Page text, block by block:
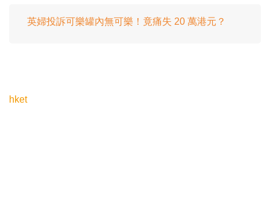
英婦投訴可樂罐內無可樂！竟痛失 20 萬港元？
hket